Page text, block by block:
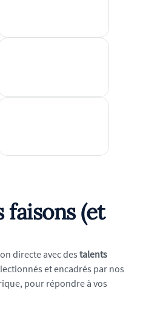
faisons (et
directe avec des talents
et encadrés par nos
pour répondre à vos